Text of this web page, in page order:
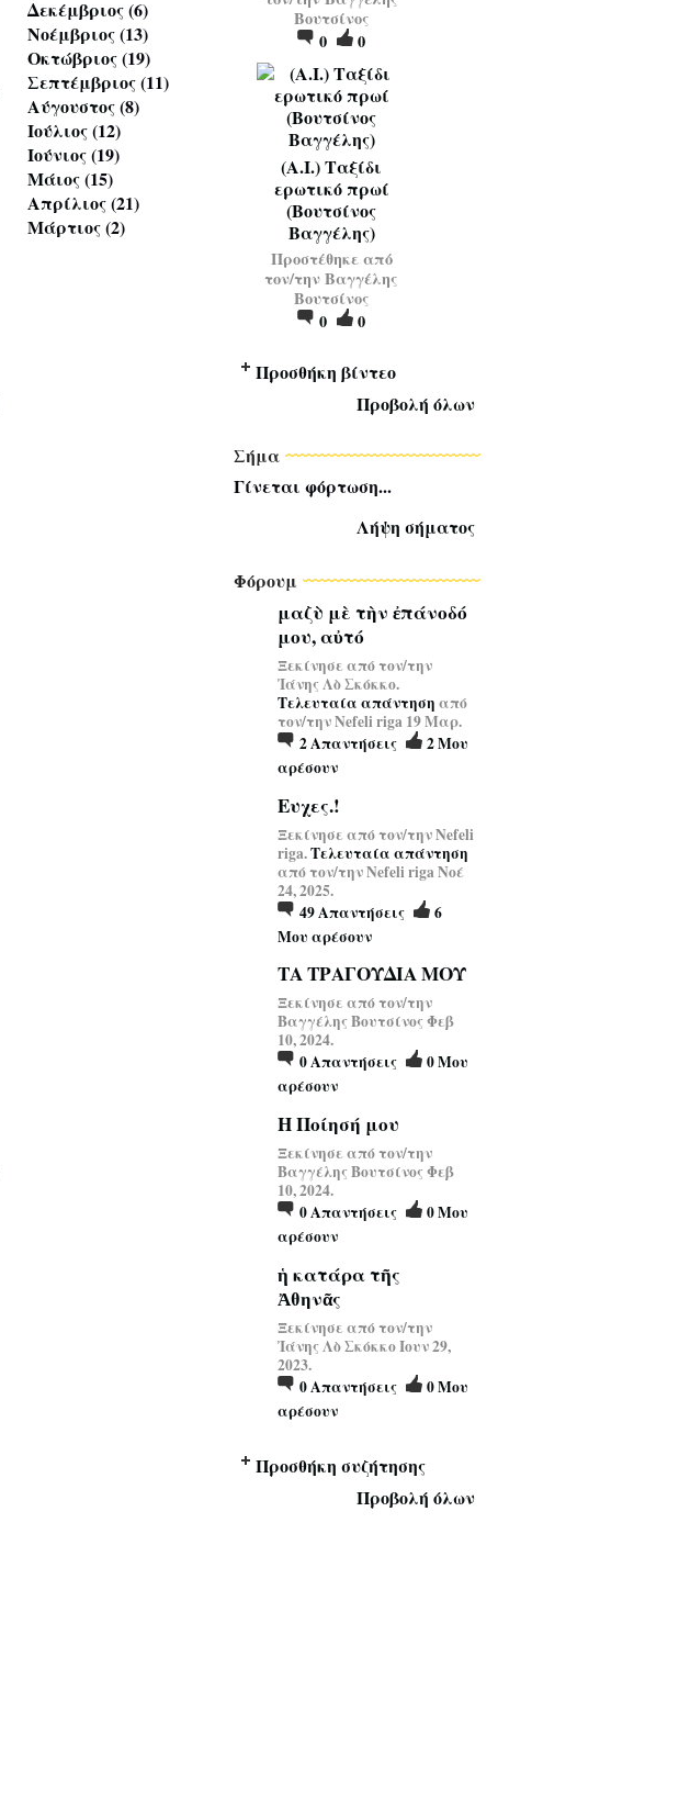
Δεκέμβριος(6)
Νοέμβριος(13)
Οκτώβριος(19)
Σεπτέμβριος(11)
Αύγουστος(8)
Ιούλιος(12)
Ιούνιος(19)
Μάιος(15)
Απρίλιος(21)
Μάρτιος(2)
Βουτσίνος
0
0
(Α.Ι.) Ταξίδι
ερωτικό πρωί
(Βουτσίνος
Βαγγέλης)
Προστέθηκε από
τον/τηνΒαγγέλης
Βουτσίνος
0
0
Προσθήκη βίντεο
Προβολή όλων
Σήμα
Γίνεται φόρτωση...
Λήψη σήματος
Φόρουμ
μαζὺ μὲ τὴν ἐπάνοδό
μου, αὐτό
Ξεκίνησε από τον/την
Ἰάνης Λὸ Σκόκκο.
Τελευταία απάντηση από
τον/την Nefeli riga 19 Μαρ.
2Απαντήσεις 2Μου
αρέσουν
Ευχες.!
Ξεκίνησε από τον/την Nefeli
riga.Τελευταία απάντηση
από τον/την Nefeli riga Νοέ
24, 2025.
49Απαντήσεις
6
Μου αρέσουν
ΤΑ ΤΡΑΓΟΥΔΙΑ ΜΟΥ
Ξεκίνησε από τον/την
Βαγγέλης Βουτσίνος Φεβ
10, 2024.
0Απαντήσεις 0Μου
αρέσουν
Η Ποίησή μου
Ξεκίνησε από τον/την
Βαγγέλης Βουτσίνος Φεβ
10, 2024.
0Απαντήσεις 0Μου
αρέσουν
ἡ κατάρα τῆς
Ἀθηνᾶς
Ξεκίνησε από τον/την
Ἰάνης Λὸ Σκόκκο Ιουν 29,
2023.
0Απαντήσεις 0Μου
αρέσουν
Προσθήκη συζήτησης
Προβολή όλων